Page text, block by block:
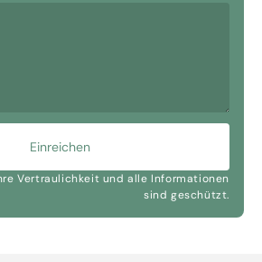
Einreichen
Vertraulichkeit und alle Informationen
sind geschützt.